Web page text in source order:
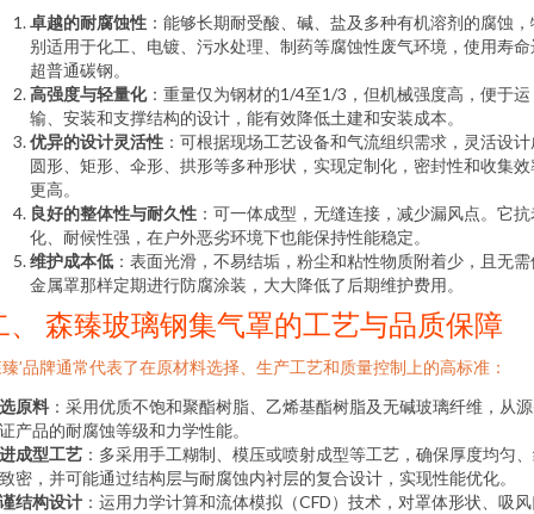
卓越的耐腐蚀性 ：能够长期耐受酸、碱、盐及多种有机溶剂的腐蚀，
别适用于化工、电镀、污水处理、制药等腐蚀性废气环境，使用寿命
超普通碳钢。
高强度与轻量化：重量仅为钢材的1/4至1/3，但机械强度高，便于运
输、安装和支撑结构的设计，能有效降低土建和安装成本。
优异的设计灵活性 ：可根据现场工艺设备和气流组织需求，灵活设
圆形、矩形、伞形、拱形等多种形状，实现定制化，密封性和收集效
更高。
良好的整体性与耐久性 ：可一体成型，无缝连接，减少漏风点。它
化、耐候性强，在户外恶劣环境下也能保持性能稳定。
维护成本低 ：表面光滑，不易结垢，粉尘和粘性物质附着少，且无需
金属罩那样定期进行防腐涂装，大大降低了后期维护费用。
、 森臻玻璃钢集气罩的工艺与品质保障
臻’品牌通常代表了在原材料选择、生产工艺和质量控制上的高标准：
原料 ：采用优质不饱和聚酯树脂、乙烯基酯树脂及无碱玻璃纤维，从
产品的耐腐蚀等级和力学性能。
成型工艺 ：多采用手工糊制、模压或喷射成型等工艺，确保厚度均匀
密，并可能通过结构层与耐腐蚀内衬层的复合设计，实现性能优化。
结构设计 ：运用力学计算和流体模拟（CFD）技术，对罩体形状、吸